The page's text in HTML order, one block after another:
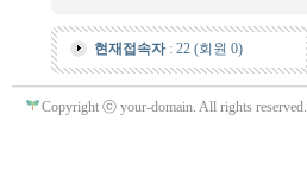
현재접속자: 22 (회원 0)
Copyright ⓒ your-domain. All rights reserved.